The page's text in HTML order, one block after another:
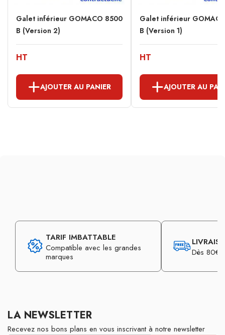
Galet inférieur GOMACO 8500
B (Version 2)
HT
AJOUTER AU PANIER
Galet inférieur
B (Version 1)
HT
AJOUTER AU
TARIF IMBATTABLE
Compatible avec les grandes
marques
Dès 80€
LA NEWSLETTER
Recevez nos bons plans en vous inscrivant à notre newsletter